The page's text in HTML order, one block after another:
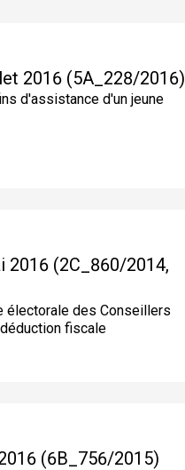
2016 (5A_228/2016)
d'assistance d'un jeune
2016 (2C_860/2014,
électorale des Conseillers
fiscale
(6B_756/2015)